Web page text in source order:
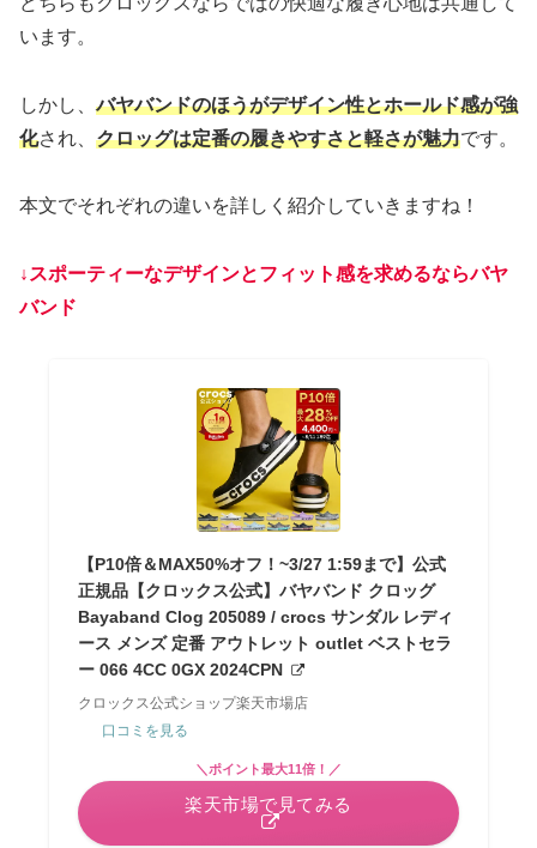
います。
しかし、バヤバンドのほうがデザイン性とホールド感が強
化され、 クロッグは定番の履きやすさと軽さが魅力です。
本文でそれぞれの違いを詳しく紹介していきますね！
↓ スポーティーなデザインとフィット感を求めるならバヤ
バンド
【P10倍＆MAX50%オフ！~3/27 1:59まで】公式
正規品【クロックス公式】バヤバンド クロッグ
Bayaband Clog 205089 / crocs サンダル レディ
ース メンズ 定番 アウトレット outlet ベストセラ
ー 066 4CC 0GX 2024CPN
クロックス公式ショップ楽天市場店
口コミを見る
＼ポイント最大11倍！／
楽天市場で見てみる